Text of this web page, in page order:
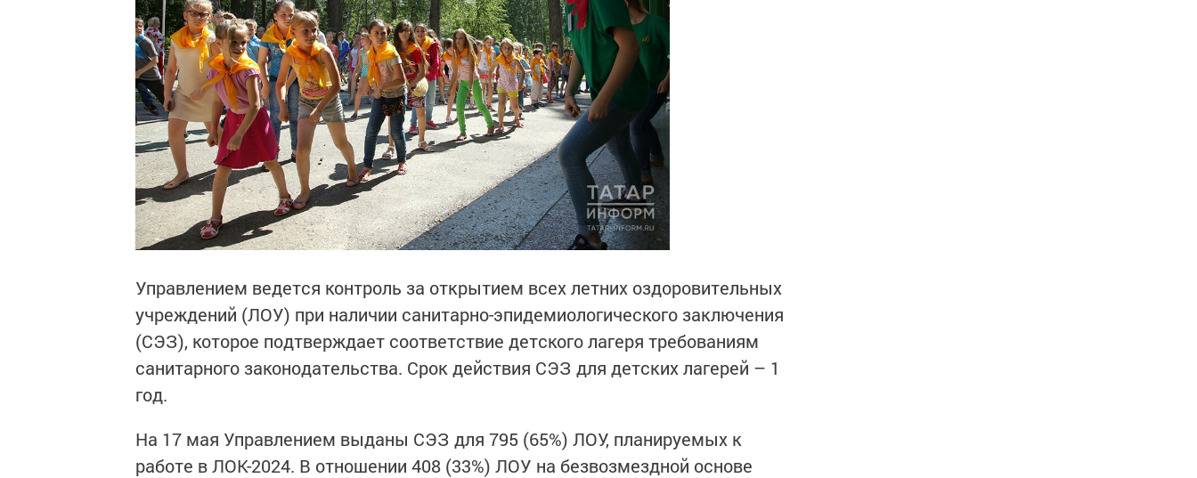
Управлением ведется контроль за открытием всех летних оздоровительных
учреждений (ЛОУ) при наличии санитарно-эпидемиологического заключения
(СЭЗ), которое подтверждает соответствие детского лагеря требованиям
санитарного законодательства. Срок действия СЭЗ для детских лагерей – 1
год.
На 17 мая Управлением выданы СЭЗ для 795 (65%) ЛОУ, планируемых к
работе в ЛОК-2024. В отношении 408 (33%) ЛОУ на безвозмездной основе